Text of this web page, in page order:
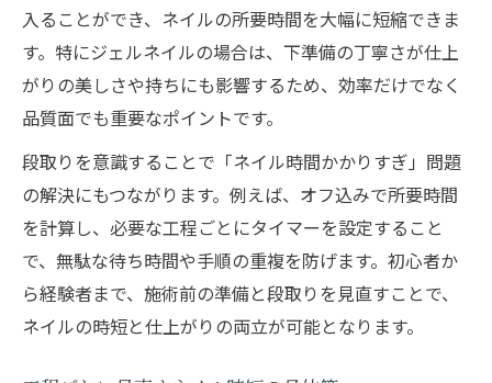
入ることができ、ネイルの所要時間を大幅に短縮できま
す。特にジェルネイルの場合は、下準備の丁寧さが仕上
がりの美しさや持ちにも影響するため、効率だけでなく
品質面でも重要なポイントです。
段取りを意識することで「ネイル時間かかりすぎ」問題
の解決にもつながります。例えば、オフ込みで所要時間
を計算し、必要な工程ごとにタイマーを設定すること
で、無駄な待ち時間や手順の重複を防げます。初心者か
ら経験者まで、施術前の準備と段取りを見直すことで、
ネイルの時短と仕上がりの両立が可能となります。